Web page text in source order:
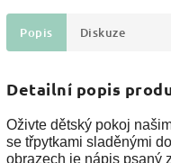
Popis Diskuze
Detailní popis
Oživte dětský pokoj
se třpytkami sladěnými
obrazech je nápis psaný